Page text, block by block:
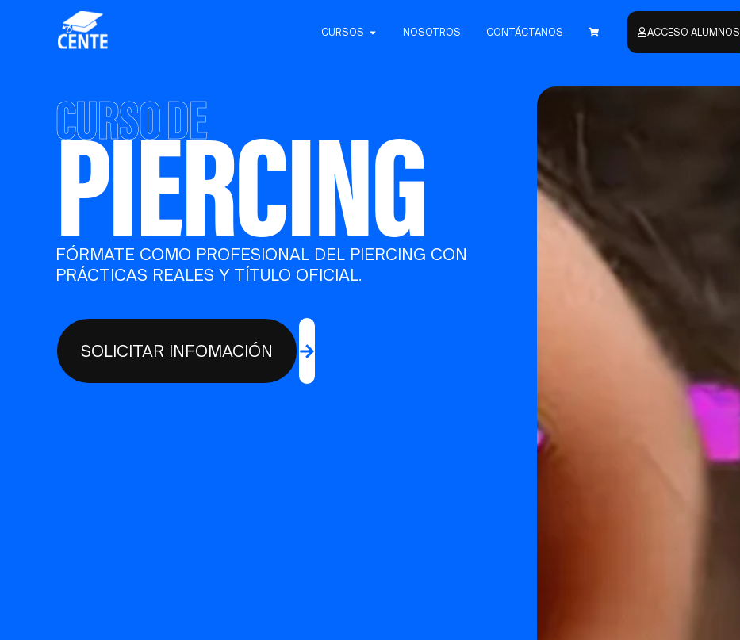
CURSOS NOSOTROS CONTÁCTANOS ACCESO ALUMNOS
CURSO DE
PIERCING
FÓRMATE COMO PROFESIONAL DEL PIERCING CON
PRÁCTICAS REALES Y TÍTULO OFICIAL.
SOLICITAR INFOMACIÓN